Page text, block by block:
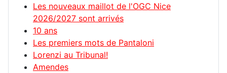
Les nouveaux maillot de l'OGC Nice
2026/2027 sont arrivés
10 ans
Les premiers mots de Pantaloni
Lorenzi au Tribunal!
Amendes